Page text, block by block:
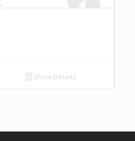
Show Details